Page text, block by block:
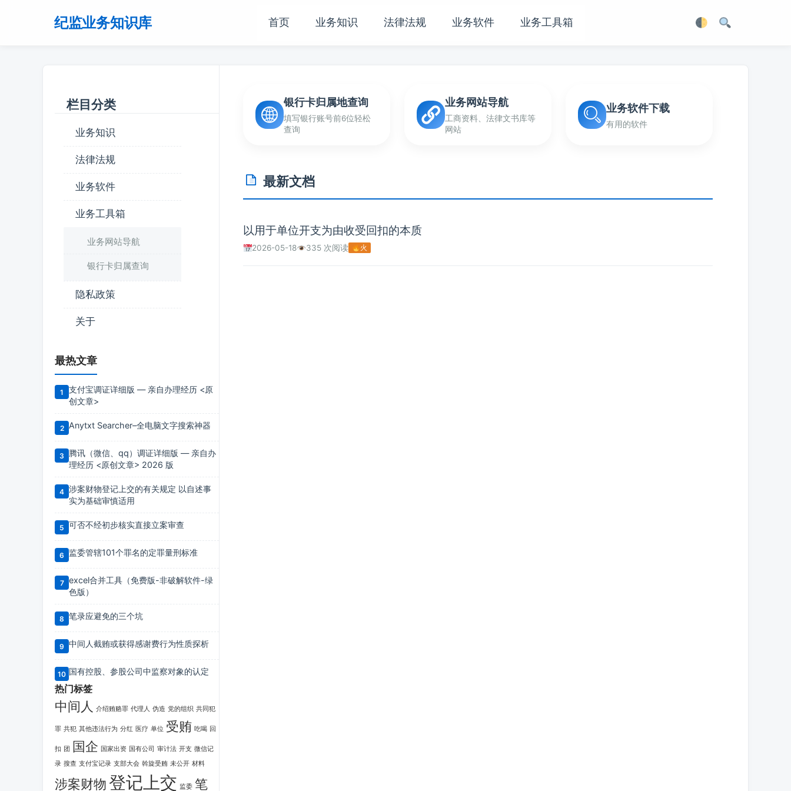
纪监业务知识库 首页 业务知识 法律法规 业务软件 业务工具箱
栏目分类
业务知识
法律法规
业务软件
业务工具箱
业务网站导航
银行卡归属查询
隐私政策
关于
最热文章
支付宝调证详细版 — 亲自办理经历 <原
创文章>
Anytxt Searcher–全电脑文字搜索神器
腾讯（微信、qq）调证详细版 — 亲自办
理经历 <原创文章> 2026 版
涉案财物登记上交的有关规定 以自述事
实为基础审慎适用
可否不经初步核实直接立案审查
监委管辖101个罪名的定罪量刑标准
excel合并工具（免费版-非破解软件-绿
色版）
笔录应避免的三个坑
中间人截贿或获得感谢费行为性质探析
国有控股、参股公司中监察对象的认定
热门标签
中间人 介绍贿赂罪 代理人 伪造 党的组织 共同犯
罪 共犯 其他违法行为 分红 医疗 单位 受贿 吃喝 回
扣 团 国企 国家出资 国有公司 审计法 开支 微信记
录 搜查 支付宝记录 支部大会 斡旋受贿 未公开 材料
涉案财物登记上交 监委 笔
银行卡归属地查询
填写银行账号前6位轻松
查询
业务网站导航
工商资料、法律文书库等
网站
业务软件下载
有用的软件
最新文档
以用于单位开支为由收受回扣的本质
2026-05-18 335 次阅读 火